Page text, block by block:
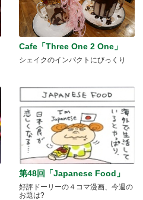
Cafe「Three One 2 One」
シェイクのインパクトにびっくり
第48回「Japanese Food」
好評ドーリーの４コマ漫画、今週の
お題は?